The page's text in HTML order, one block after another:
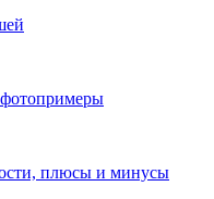
плюсы и минусы